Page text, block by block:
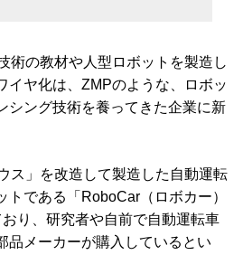
術の教材や人型ロボットを製造し
イヤ化は、ZMPのような、ロボッ
シング技術を養ってきた企業に新
ス」を改造して製造した自動運転
トである「RoboCar（ロボカー）
り、研究者や自前で自動運転車
品メーカーが購入しているとい